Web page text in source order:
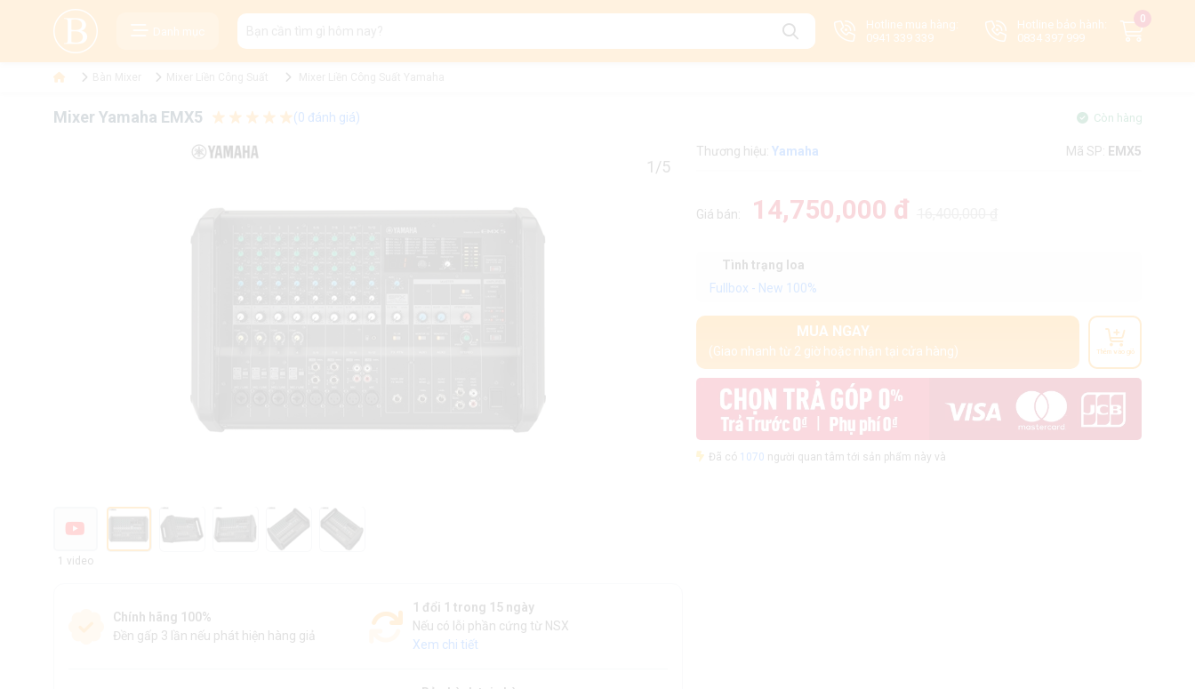
Danh mục
Hotline mua hàng:
0941 339 339
Hotline bảo hành:
0834 397 999
0
Mixer Yamaha EMX5 (0 đánh giá) Còn hàng
1/5
1 video
Chính hãng 100%
Đền gấp 3 lần nếu phát hiện hàng giả
1 đổi 1 trong 15 ngày
Nếu có lỗi phần cứng từ NSX
Xem chi tiết
Thương hiệu: Yamaha Mã SP: EMX5
Giá bán: 14,750,000 đ
Tình trạng loa
Fullbox - New 100%
MUA NGAY
(Giao nhanh từ 2 giờ hoặc nhận tại cửa hàng) Thêm vào giỏ
Đã có 1070 người quan tâm tới sản phẩm này và